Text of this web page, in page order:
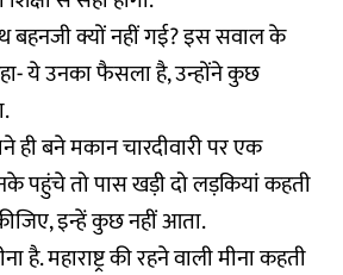
बहनजी क्यों नहीं गई? इस सवाल के
ये उनका फैसला है, उन्होंने कुछ
बने मकान चारदीवारी पर एक
पहुंचे तो पास खड़ी दो लड़कियां कहती
इन्हें कुछ नहीं आता.
है. महाराष्ट्र की रहने वाली मीना कहती